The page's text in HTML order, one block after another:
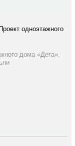
одноэтажного
дома «Дега»,